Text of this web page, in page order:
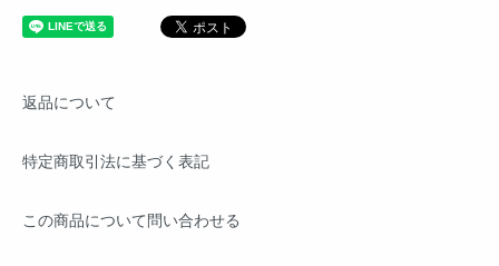
返品について
特定商取引法に基づく表記
この商品について問い合わせる